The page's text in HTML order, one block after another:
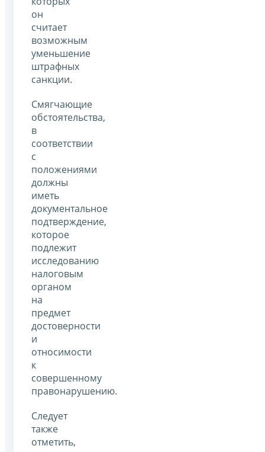
он
считает
возможным
уменьшение
штрафных
санкции.
Смягчающие
обстоятельства,
в
соответствии
с
положениями
должны
иметь
документальное
подтверждение,
которое
подлежит
исследованию
налоговым
органом
на
предмет
достоверности
и
относимости
к
совершенному
правонарушению.
Следует
также
отметить,